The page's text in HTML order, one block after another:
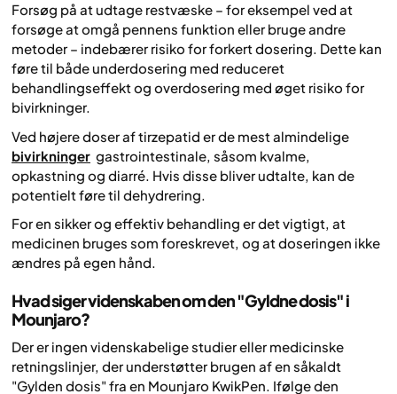
Forsøg på at udtage restvæske – for eksempel ved at
forsøge at omgå pennens funktion eller bruge andre
metoder – indebærer risiko for forkert dosering. Dette kan
føre til både underdosering med reduceret
behandlingseffekt og overdosering med øget risiko for
bivirkninger.
Ved højere doser af tirzepatid er de mest almindelige
bivirkninger gastrointestinale, såsom kvalme,
opkastning og diarré. Hvis disse bliver udtalte, kan de
potentielt føre til dehydrering.
For en sikker og effektiv behandling er det vigtigt, at
medicinen bruges som foreskrevet, og at doseringen ikke
ændres på egen hånd.
Hvad siger videnskaben om den "Gyldne dosis" i
Mounjaro?
Der er ingen videnskabelige studier eller medicinske
retningslinjer, der understøtter brugen af en såkaldt
"Gylden dosis" fra en Mounjaro KwikPen. Ifølge den